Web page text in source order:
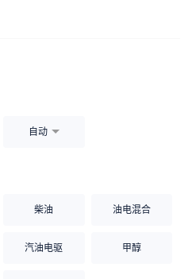
自动
柴油 油电混合
汽油电驱 甲醇